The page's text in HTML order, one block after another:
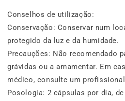
Conselhos de utilização:
Conservação: Conservar num
protegido da luz e da humidade.
Precauções: Não recomendado
grávidas ou a amamentar. Em
médico, consulte um
Posologia: 2 cápsulas por dia,